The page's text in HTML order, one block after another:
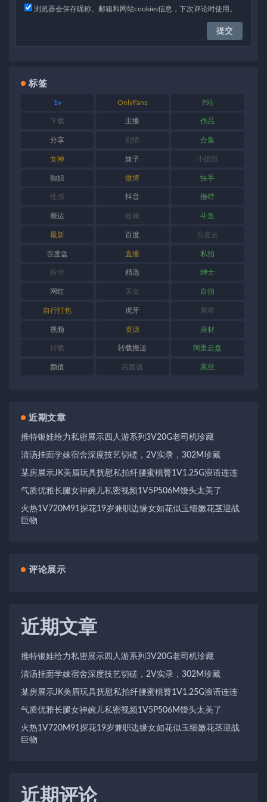
浏览器会保存昵称、邮箱和网站cookies信息，下次评论时使用。
标签
1v OnlyFans P站
下载 主播 作品
分享 剧情 合集
女神 妹子 小姐姐
御姐 微博 快手
性感 抖音 推特
搬运 收藏 斗鱼
最新 百度 百度云
百度盘 直播 私拍
粉丝 精选 绅士
网红 美女 自拍
自行打包 虎牙 观看
视频 资源 身材
转载 转载搬运 阿里云盘
颜值 高颜值 黑丝
近期文章
推特银娃给力私密展示四人游系列3V20G老司机珍藏
清汤挂面学妹宿舍深度技艺切磋，2V实录，302M珍藏
某房展示JK美眉玩具抚慰私拍纤腰蜜桃臀1V1.25G浪语连连
气质优雅长腿女神婉儿私密视频1V5P506M馒头太美了
火热1V720M91探花19岁兼职边缘女如花似玉细嫩花茎迎战
巨物
评论展示
近期文章
推特银娃给力私密展示四人游系列3V20G老司机珍藏
清汤挂面学妹宿舍深度技艺切磋，2V实录，302M珍藏
某房展示JK美眉玩具抚慰私拍纤腰蜜桃臀1V1.25G浪语连连
气质优雅长腿女神婉儿私密视频1V5P506M馒头太美了
火热1V720M91探花19岁兼职边缘女如花似玉细嫩花茎迎战
巨物
近期评论